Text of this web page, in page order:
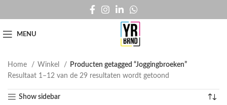
MENU
Home Winkel
Producten getagged “Joggingbroeken”
Resultaat 1–12 van de 29 resultaten wordt getoond
Show sidebar